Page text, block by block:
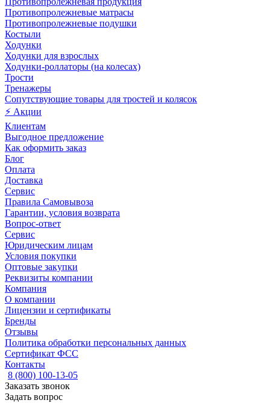
Противопролежневые матрасы
Противопролежневые подушки
Костыли
Ходунки
Ходунки для взрослых
Ходунки-роллаторы (на колесах)
Трости
Тренажеры
Сопутствующие товары для тростей и колясок
⚡ Акции
Клиентам
Выгодное предложение
Как оформить заказ
Блог
Оплата
Доставка
Сервис
Правила Самовывоза
Гарантии, условия возврата
Вопрос-ответ
Сервис
Юридическим лицам
Условия покупки
Оптовые закупки
Реквизиты компании
Компания
О компании
Лицензии и сертификаты
Бренды
Отзывы
Политика обработки персональных данных
Сертификат ФСС
Контакты
8 (800) 100-13-05
Заказать звонок
Задать вопрос